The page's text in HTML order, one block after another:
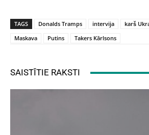
TAGS Donalds Tramps intervija karš
Maskava
Putins Takers Kārlsons
SAISTĪTIE RAKSTI